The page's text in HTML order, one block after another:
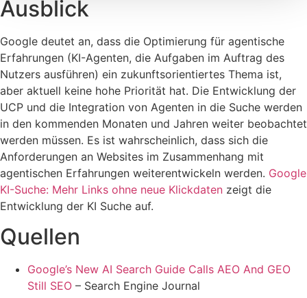
Ausblick
Google deutet an, dass die Optimierung für agentische
Erfahrungen (KI-Agenten, die Aufgaben im Auftrag des
Nutzers ausführen) ein zukunftsorientiertes Thema ist,
aber aktuell keine hohe Priorität hat. Die Entwicklung der
UCP und die Integration von Agenten in die Suche werden
in den kommenden Monaten und Jahren weiter beobachtet
werden müssen. Es ist wahrscheinlich, dass sich die
Anforderungen an Websites im Zusammenhang mit
agentischen Erfahrungen weiterentwickeln werden. Google
KI-Suche: Mehr Links ohne neue Klickdaten zeigt die
Entwicklung der KI Suche auf.
Quellen
Google’s New AI Search Guide Calls AEO And GEO
Still SEO – Search Engine Journal